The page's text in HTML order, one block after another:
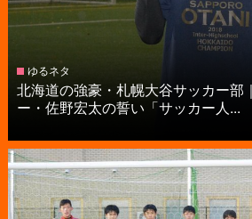
ゆるネタ
北海道の強豪・札幌大谷サッカー部
ー・佐野宏太の誓い「サッカー人...